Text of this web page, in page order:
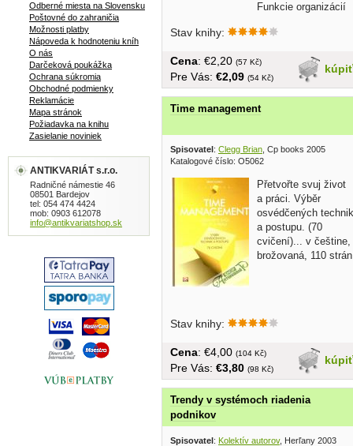
Funkcie organizácií
Stav knihy:
kúpiť
Cena: €2,20 (57 Kč)
Pre Vás: €2,09 (54 Kč)
Time management
Spisovatel: Clegg Brian , Cp books 2005
Katalogové číslo: O5062
Přetvořte svuj život
a práci. Výběr
osvédčených technik
a postupu. (70
cvičení)... v češtine,
brožovaná, 110 strán
Stav knihy:
kúpiť
Cena: €4,00 (104 Kč)
Pre Vás: €3,80 (98 Kč)
Trendy v systémoch riadenia
podnikov
Spisovatel: Kolektív autorov, Herľany 2003
Odberné miesta na Slovensku
Poštovné do zahraničia
Možnosti platby
Nápoveda k hodnoteniu kníh
O nás
Darčeková poukážka
Ochrana súkromia
Obchodné podmienky
Reklamácie
Mapa stránok
Požiadavka na knihu
Zasielanie noviniek
ANTIKVARIÁT s.r.o.
Radničné námestie 46
08501 Bardejov
tel: 054 474 4424
mob: 0903 612078
info@antikvariatshop.sk